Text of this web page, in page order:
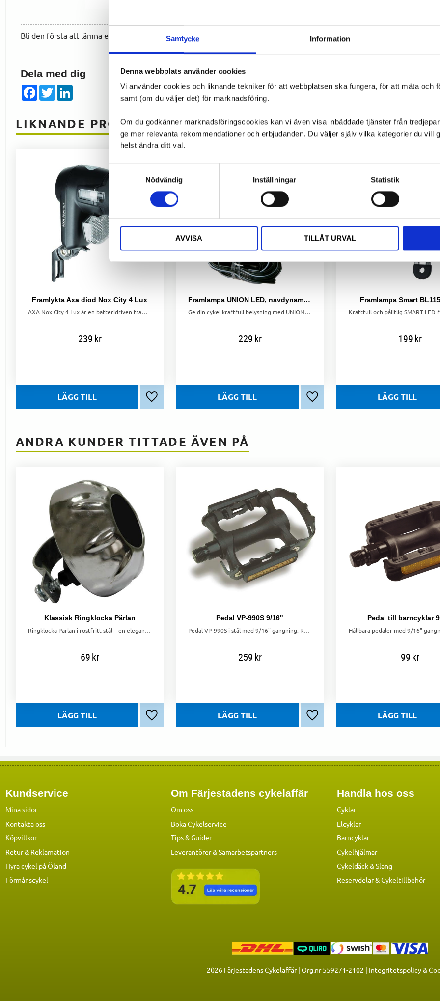
Samtycke Information
Denna webbplats använder cookies
Vi använder cookies och liknande tekniker för att webbplatsen ska fungera, för att mäta och
samt (om du väljer det) för marknadsföring.
Om du godkänner marknadsföringscookies kan vi även visa inbäddade tjänster från
ge mer relevanta rekommendationer och erbjudanden. Du väljer själv vilka kategorier du vill
helst ändra ditt val.
Samtyckesval
Nödvändig
Inställningar Statistik
AVVISA TILLÅT URVAL
Dela med dig
Facebook
Twitter
Bli den första att lämna ett omdöme.
LIKNANDE PRODUKTER
Framlykta Axa diod Nox City 4 Lux
AXA Nox City 4 Lux är en batteridriven framlampa med diod och inbyggd reflex för ökad synlighet. Brinntid ca 40 h, drivs av 2x AA-batterier (ingår).
239kr
Lägg till i favoriter
Framlampa UNION LED, navdynamo, 20 LUX
Ge din cykel kraftfull belysning med UNION LED framlampa – navdynamo, 20 LUX och pålitlig LED-teknik!
229kr
Lägg till i favoriter
Framlampa Smart
199kr
ANDRA KUNDER TITTADE ÄVEN PÅ
Klassisk Ringklocka Pärlan
Ringklocka Pärlan i rostfritt stål – en elegant, hållbar klocka som ger din cykel både stil och säkerhet. Perfekt för alla cyklister!
69kr
Lägg till i favoriter
Pedal VP-990S 9/16"
Pedal VP-990S i stål med 9/16" gängning. Robust och hållbar för pålitlig cykling.
259kr
Lägg till i favoriter
Pedal till barncyklar
99kr
Kundservice
Mina sidor
Kontakta oss
Köpvillkor
Retur & Reklamation
Hyra cykel på Öland
Förmånscykel
Om Färjestadens cykelaffär
Om oss
Boka Cykelservice
Tips & Guider
Leverantörer & Samarbetspartners
Handla hos oss
Cyklar
Elcyklar
Barncyklar
Cykelhjälmar
Cykeldäck & Slang
Reservdelar&Cykeltillbehör
2026 Färjestadens Cykelaffär | Org.nr 559271-2102 | Integritetspolicy &